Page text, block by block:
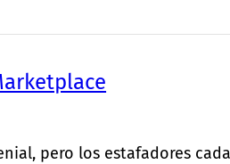
pero los estafadores